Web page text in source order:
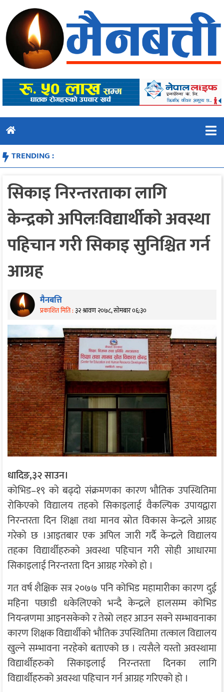
content
TRENDING :
सिकाइ निरन्तरताका लागि
केन्द्रको अपिलःविद्यार्थीको अवस्था
पहिचान गरी सिकाइ सुनिश्चित गर्न
आग्रह
मैनबत्ति
प्रकाशित मिति :३२ श्रावण २०७८, सोमबार ०६:३०
धादिङ,३२ साउन।
कोभिड–१९ को बढ्दो संक्रमणका कारण भौतिक उपस्थितिमा
रोकिएको विद्यालय तहको सिकाइलाई वैकल्पिक उपायद्वारा
निरन्तरता दिन शिक्षा तथा मानव स्रोत विकास केन्द्रले आग्रह
गरेको छ ।आइतबार एक अपिल जारी गर्दै केन्द्रले विद्यालय
तहका विद्यार्थीहरुको अवस्था पहिचान गरी सोही आधारमा
सिकाइलाई निरन्तरता दिन आग्रह गरेको हो ।
गत वर्ष शैक्षिक सत्र २०७७ पनि कोभिड महामारीका कारण दुई
महिना पछाडी धकेलिएको भन्दै केन्द्रले हालसम्म कोभिड
नियन्त्रणमा आइनसकेको र तेस्रो लहर आउन सक्ने सम्भावनाका
कारण शिक्षक विद्यार्थीको भौतिक उपस्थितिमा तत्काल विद्यालय
खुल्ने सम्भावना नरहेको बताएको छ । त्यसैले यस्तो अवस्थामा
विद्यार्थीहरुको सिकाइलाई निरन्तरता दिनका लागि
विद्यार्थीहरुको अवस्था पहिचान गर्न आग्रह गरिएको हो ।